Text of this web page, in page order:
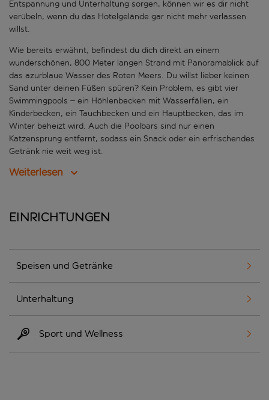
Entspannung und Unterhaltung sorgen, können wir es dir nicht
verübeln, wenn du das Hotelgelände gar nicht mehr verlassen
willst.
Wie bereits erwähnt, befindest du dich direkt an einem
wunderschönen, 800 Meter langen Strand mit Panoramablick auf
das azurblaue Wasser des Roten Meers. Du willst lieber keinen
Sand unter deinen Füßen spüren? Kein Problem, es gibt vier
Swimmingpools – ein Höhlenbecken mit Wasserfällen, ein
Kinderbecken, ein Tauchbecken und ein Hauptbecken, das im
Winter beheizt wird. Auch die Poolbars sind nur einen
Katzensprung entfernt, sodass ein Snack oder ein erfrischendes
Getränk nie weit weg ist.
Weiterlesen
Einrichtungen
Speisen und Getränke
Unterhaltung
Sport und Wellness